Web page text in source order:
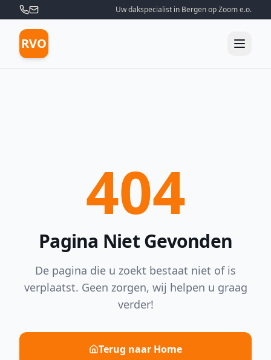
Uw dakspecialist in Bergen op Zoom e.o.
RVO
404
Pagina Niet Gevonden
De pagina die u zoekt bestaat niet of is
verplaatst. Geen zorgen, wij helpen u graag
verder!
Terug naar Home